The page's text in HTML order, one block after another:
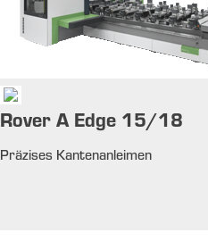
Rover A Edge 15/18
Präzises Kantenanleimen